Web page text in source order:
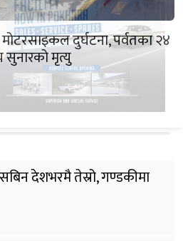
दुर्घटना, पर्वतका २४
सुनारको मृत्यु
देशभरमै तेस्रो, गण्डकीमा